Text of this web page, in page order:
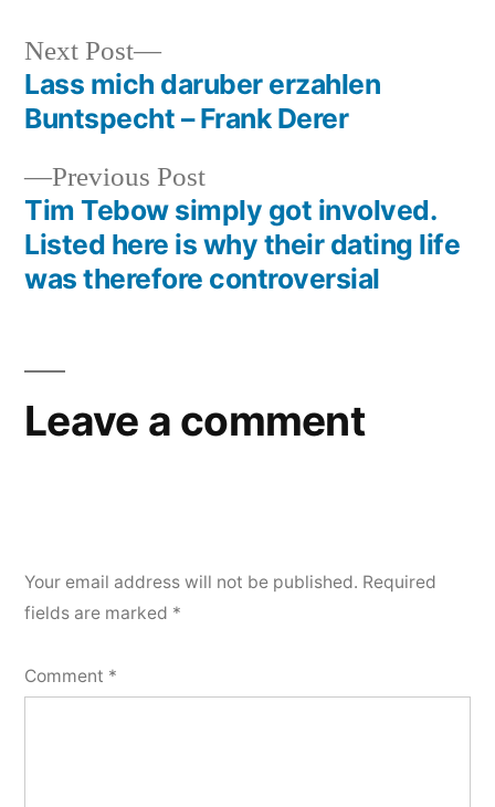
Previous Post
Tim Tebow simply got involved.
Listed here is why their dating life
was therefore controversial
Next Post
Lass mich daruber erzahlen
Buntspecht – Frank Derer
Leave a comment
Your email address will not be published. Required
fields are marked *
Comment *